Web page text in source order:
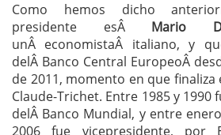
Como hemos dicho
presidente esÂ Mario
unÂ economistaÂ italiano, y
delÂ Banco Central EuropeoÂ
de 2011, momento en que finaliza
Claude-Trichet. Entre 1985 y
delÂ Banco Mundial, y entre
2006 fue vicepresidente, por